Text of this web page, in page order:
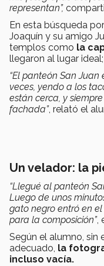
representan”,
En esta búsqueda
Joaquín y su amigo
templos como la
llegaron al lugar ideal;
“El panteón San
veces, yendo a los
están cerca, y
fachada”, relató el
Un velador: la
“Llegué al panteón
Luego de unos
gato negro entró en
para la composición”,
Según el alumno,
adecuado, la
incluso vacía.